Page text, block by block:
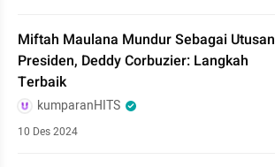
Miftah Maulana Mundur Sebagai Utusan
Presiden, Deddy Corbuzier: Langkah
Terbaik
kumparanHITS
10 Des 2024